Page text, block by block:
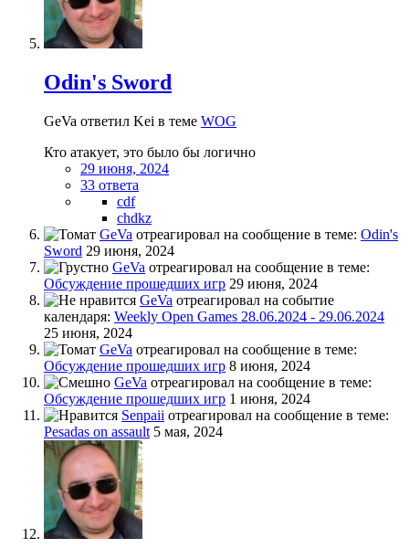
Odin's Sword
GeVa ответил Kei в теме WOG
Кто атакует, это было бы логично
29 июня, 2024
33 ответа
cdf
chdkz
GeVa отреагировал на сообщение в теме: Odin's
Sword 29 июня, 2024
GeVa отреагировал на сообщение в теме:
Обсуждение прошедших игр 29 июня, 2024
GeVa отреагировал на событие
календаря: Weekly Open Games 28.06.2024 - 29.06.2024
25 июня, 2024
GeVa отреагировал на сообщение в теме:
Обсуждение прошедших игр 8 июня, 2024
GeVa отреагировал на сообщение в теме:
Обсуждение прошедших игр 1 июня, 2024
Senpaii отреагировал на сообщение в теме:
Pesadas on assault 5 мая, 2024